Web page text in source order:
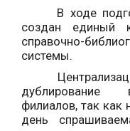
В ходе
создан единый
справочно-
системы.
Централизация
дублирование
филиалов, так
день